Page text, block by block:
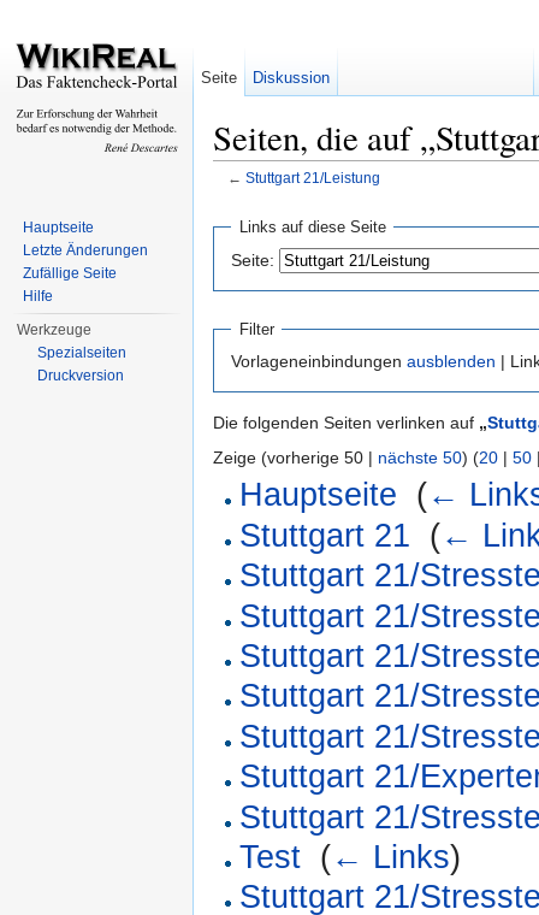
Seiten, die auf
← Stuttgart 21/Leistung
Links auf diese Seite
Seite:
Filter
Vorlageneinbindungen ausblenden |
Die folgenden Seiten verlinken auf „
Zeige (vorherige 50 | nächste 50) (20 | 50
Hauptseite (←
Stuttgart 21 (←
Stuttgart 21/
Stuttgart 21/
Stuttgart 21/
Stuttgart 21/
Stuttgart 21/
Stuttgart 21/
Stuttgart 21/
Test (← Links)
Stuttgart 21/
Seite Diskussion
Hauptseite
Letzte Änderungen
Zufällige Seite
Hilfe
Werkzeuge
Spezialseiten
Druckversion